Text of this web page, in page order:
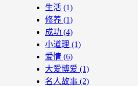
生活 (1)
修养 (1)
成功 (4)
小道理 (1)
爱情 (6)
大爱博爱 (1)
名人故事 (2)